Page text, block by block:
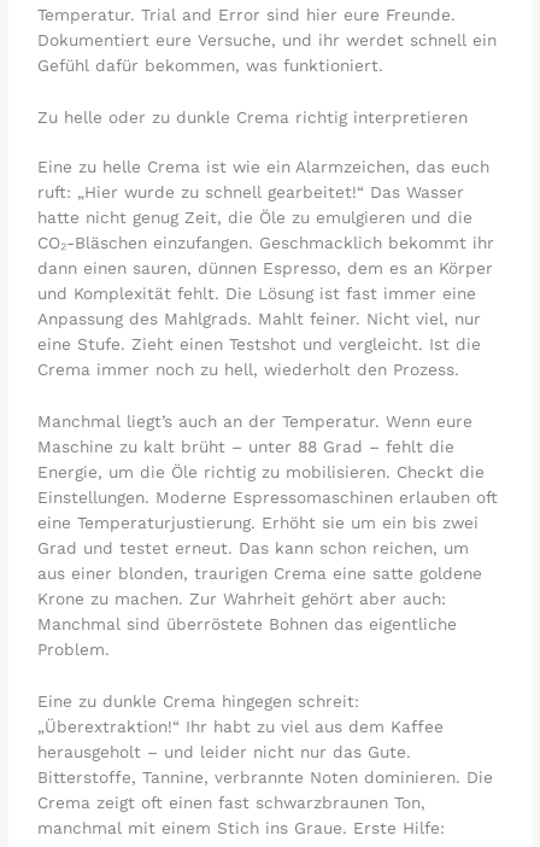
Temperatur. Trial and Error sind hier eure Freunde.
Dokumentiert eure Versuche, und ihr werdet schnell ein
Gefühl dafür bekommen, was funktioniert.
Zu helle oder zu dunkle Crema richtig interpretieren
Eine zu helle Crema ist wie ein Alarmzeichen, das euch
ruft: „Hier wurde zu schnell gearbeitet!“ Das Wasser
hatte nicht genug Zeit, die Öle zu emulgieren und die
CO₂-Bläschen einzufangen. Geschmacklich bekommt ihr
dann einen sauren, dünnen Espresso, dem es an Körper
und Komplexität fehlt. Die Lösung ist fast immer eine
Anpassung des Mahlgrads. Mahlt feiner. Nicht viel, nur
eine Stufe. Zieht einen Testshot und vergleicht. Ist die
Crema immer noch zu hell, wiederholt den Prozess.
Manchmal liegt’s auch an der Temperatur. Wenn eure
Maschine zu kalt brüht – unter 88 Grad – fehlt die
Energie, um die Öle richtig zu mobilisieren. Checkt die
Einstellungen. Moderne Espressomaschinen erlauben oft
eine Temperaturjustierung. Erhöht sie um ein bis zwei
Grad und testet erneut. Das kann schon reichen, um
aus einer blonden, traurigen Crema eine satte goldene
Krone zu machen. Zur Wahrheit gehört aber auch:
Manchmal sind überröstete Bohnen das eigentliche
Problem.
Eine zu dunkle Crema hingegen schreit:
„Überextraktion!“ Ihr habt zu viel aus dem Kaffee
herausgeholt – und leider nicht nur das Gute.
Bitterstoffe, Tannine, verbrannte Noten dominieren. Die
Crema zeigt oft einen fast schwarzbraunen Ton,
manchmal mit einem Stich ins Graue. Erste Hilfe: